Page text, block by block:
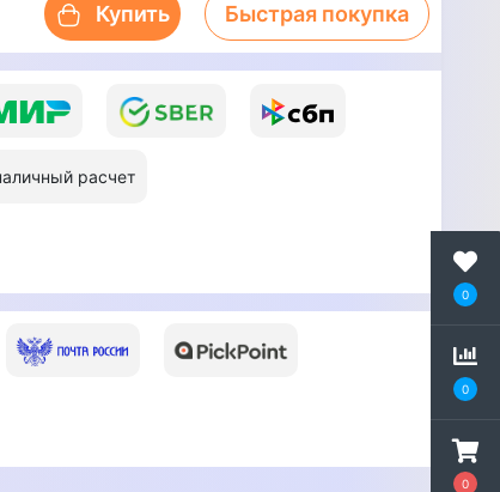
0
0
0
расчет
Купить Быстрая покупка